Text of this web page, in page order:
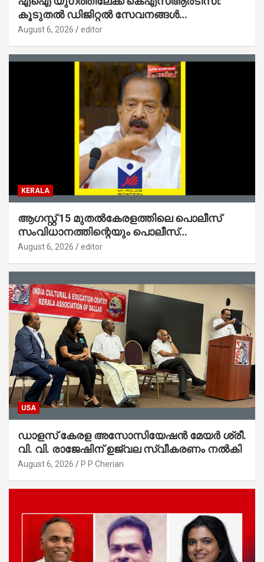
കൂടുതൽ ഡിജിറ്റൽ സേവനങ്ങൾ
ജനങ്ങളിലേക്കെത്തിക്കും – മന്ത്രി സി പി
August 6, 2026 editor
KERALA
ആഗസ്റ്റ് 15 മുതല്‍കേരളത്തിലെ പൊലീസ്
സംവിധാനത്തിന്റെയും പൊലീസ്
സ്റ്റേഷനുകളുടെയും മുഖഛായ മാറുകയാണ് :
August 6, 2026 editor
USA
ഡാളസ് കേരള അസോസിയേഷൻ മേയർ ശ്രീ.
വി. വി. രാജേഷിന് ഉജ്വല സ്വീകരണം നൽകി
August 6, 2026 P P Cherian